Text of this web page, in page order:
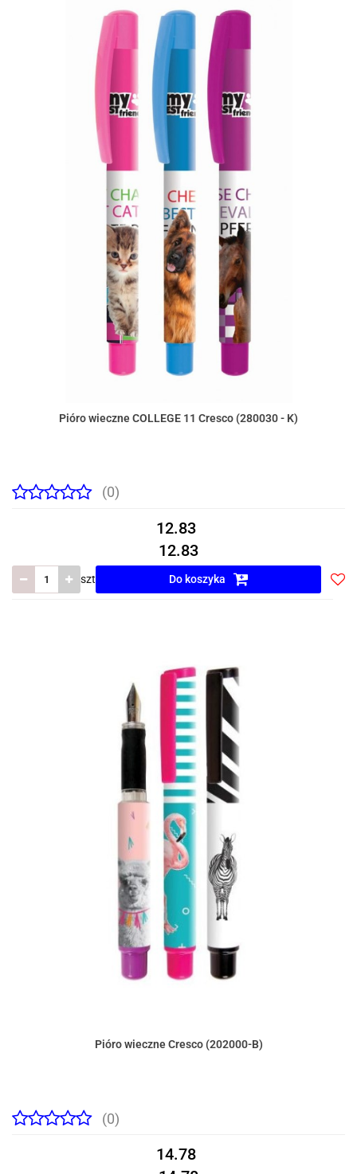
Pióro wieczne COLLEGE 11 Cresco (280030 - K)
(0)
12.83
12.83
szt Do koszyka
Pióro wieczne Cresco (202000-B)
(0)
14.78